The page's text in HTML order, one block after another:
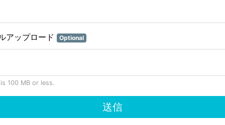
アップロード Optional
100 MB or less.
送信